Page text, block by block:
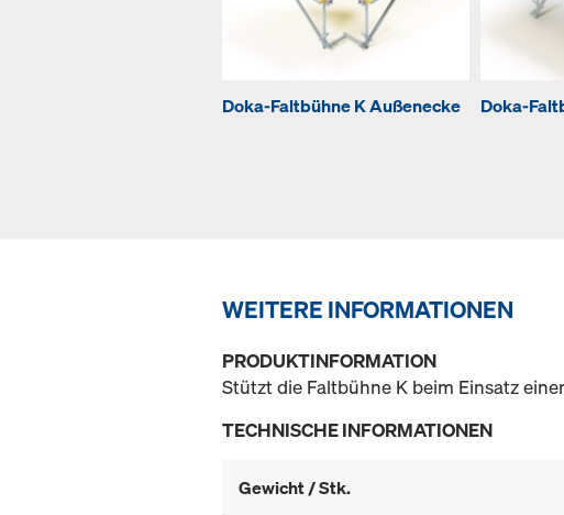
Doka-Faltbühne K Außenecke Doka-
WEITERE INFORMATIONEN
PRODUKTINFORMATION
Stützt die Faltbühne K beim Einsatz
TECHNISCHE INFORMATIONEN
Gewicht / Stk.